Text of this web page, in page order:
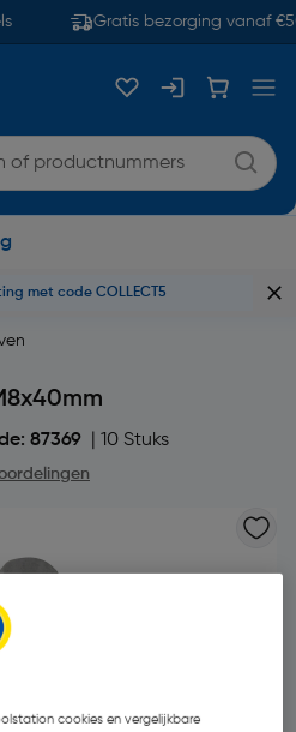
Gratis bezorging vanaf €50
met code COLLECT5
87369 | 10 Stuks
cookies en vergelijkbare